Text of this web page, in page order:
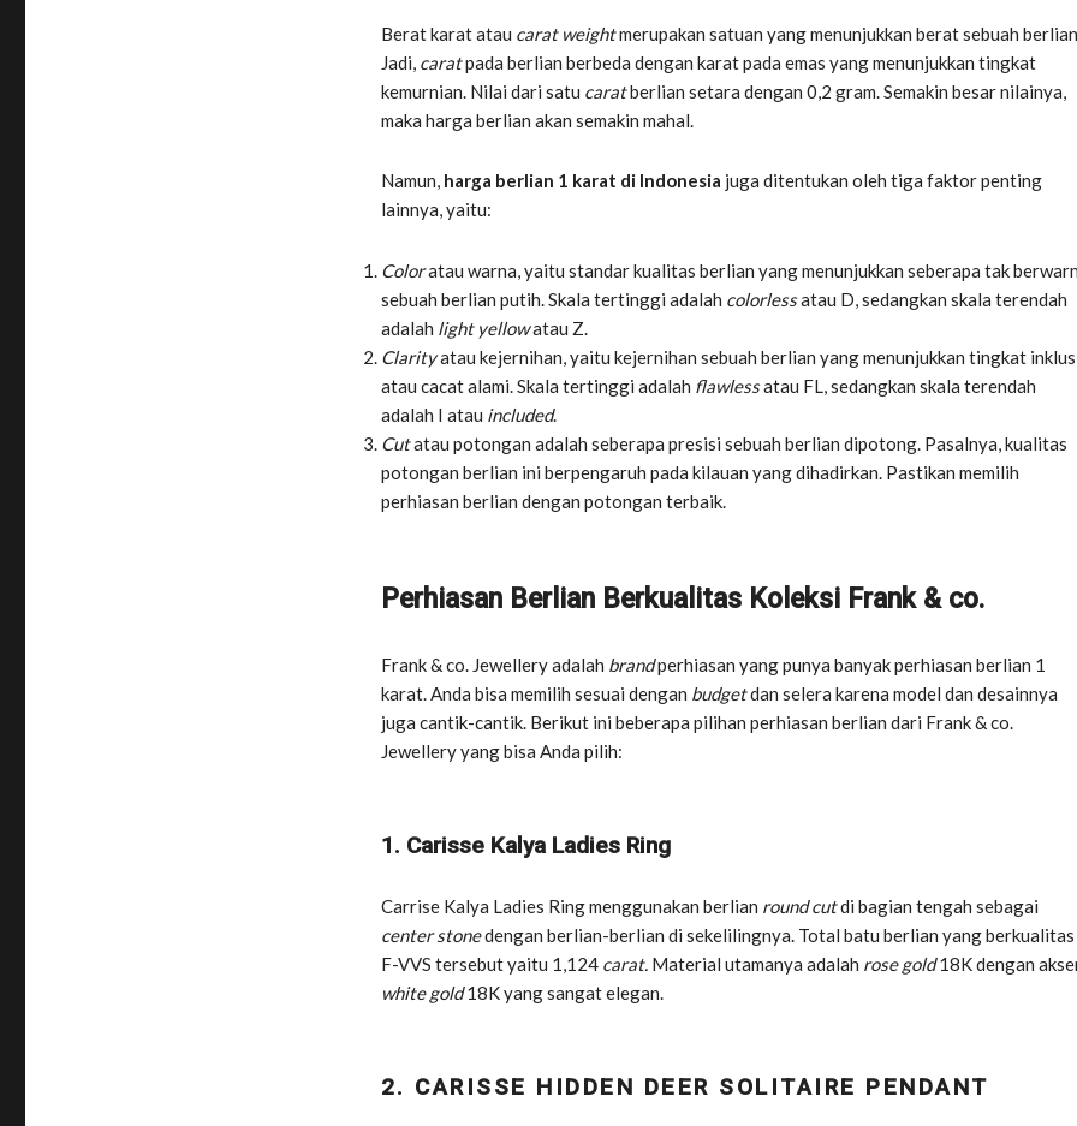
Berat karat atau carat weightmerupakan satuan yang menunjukkan berat sebuah
Jadi, caratpada berlian berbeda dengan karat pada emas yang menunjukkan tingkat
kemurnian. Nilai dari satu caratberlian setara dengan 0,2 gram. Semakin besar nilainya,
maka harga berlian akan semakin mahal.
Namun, harga berlian 1 karat di Indonesia juga ditentukan oleh tiga faktor penting
lainnya, yaitu:
Coloratau warna, yaitu standar kualitas berlian yang menunjukkan seberapa tak
sebuah berlian putih. Skala tertinggi adalah colorlessatau D, sedangkan skala terendah
adalah light yellowatau Z.
Clarityatau kejernihan, yaitu kejernihan sebuah berlian yang menunjukkan tingkat
atau cacat alami. Skala tertinggi adalah flawlessatau FL, sedangkan skala terendah
adalah I atau included.
Cutatau potongan adalah seberapa presisi sebuah berlian dipotong. Pasalnya, kualitas
potongan berlian ini berpengaruh pada kilauan yang dihadirkan. Pastikan memilih
perhiasan berlian dengan potongan terbaik.
Perhiasan Berlian Berkualitas Koleksi Frank & co.
Frank & co. Jewellery adalah brandperhiasan yang punya banyak perhiasan berlian 1
karat. Anda bisa memilih sesuai dengan budgetdan selera karena model dan desainnya
juga cantik-cantik. Berikut ini beberapa pilihan perhiasan berlian dari Frank & co.
Jewellery yang bisa Anda pilih:
1. Carisse Kalya Ladies Ring
Carrise Kalya Ladies Ring menggunakan berlian round cutdi bagian tengah sebagai
center stonedengan berlian-berlian di sekelilingnya. Total batu berlian yang berkualitas
F-VVS tersebut yaitu 1,124 carat. Material utamanya adalah rose gold18K dengan
white gold18K yang sangat elegan.
2. CARISSE HIDDEN DEER SOLITAIRE PENDANT